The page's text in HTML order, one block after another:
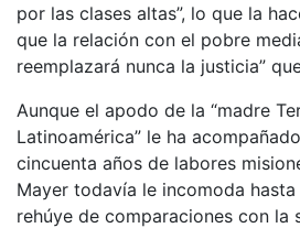
por las clases altas”, lo que la
que la relación con el pobre
reemplazará nunca la justicia”
Aunque el apodo de la “madre
Latinoamérica” le ha
cincuenta años de labores
Mayer todavía le incomoda
rehúye de comparaciones con la